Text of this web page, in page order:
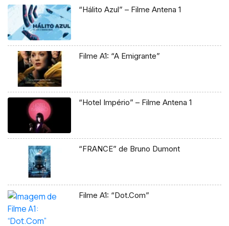
“Hálito Azul” – Filme Antena 1
Filme A1: “A Emigrante”
“Hotel Império” – Filme Antena 1
“FRANCE” de Bruno Dumont
Filme A1: “Dot.Com”